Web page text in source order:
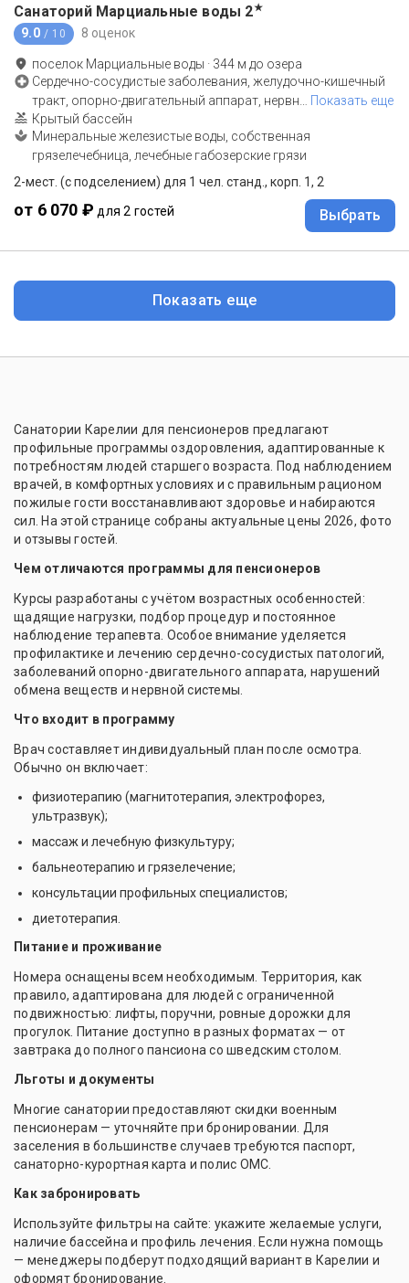
Санаторий Марциальные воды 2★
9.0 / 10 8 оценок
поселок Марциальные воды · 344 м до озера
Сердечно-сосудистые заболевания, желудочно-кишечный
тракт, опорно-двигательный аппарат, нервн
Показать еще
Крытый бассейн
Минеральные железистые воды, собственная
грязелечебница, лечебные габозерские грязи
2-мест. (с подселением) для 1 чел. станд., корп. 1, 2
от 6 070 ₽ для 2 гостей Выбрать
Показать еще
Санатории Карелии для пенсионеров предлагают
профильные программы оздоровления, адаптированные к
потребностям людей старшего возраста. Под наблюдением
врачей, в комфортных условиях и с правильным рационом
пожилые гости восстанавливают здоровье и набираются
сил. На этой странице собраны актуальные цены 2026, фото
и отзывы гостей.
Чем отличаются программы для пенсионеров
Курсы разработаны с учётом возрастных особенностей:
щадящие нагрузки, подбор процедур и постоянное
наблюдение терапевта. Особое внимание уделяется
профилактике и лечению сердечно-сосудистых патологий,
заболеваний опорно-двигательного аппарата, нарушений
обмена веществ и нервной системы.
Что входит в программу
Врач составляет индивидуальный план после осмотра.
Обычно он включает:
физиотерапию (магнитотерапия, электрофорез,
ультразвук);
массаж и лечебную физкультуру;
бальнеотерапию и грязелечение;
консультации профильных специалистов;
диетотерапия.
Питание и проживание
Номера оснащены всем необходимым. Территория, как
правило, адаптирована для людей с ограниченной
подвижностью: лифты, поручни, ровные дорожки для
прогулок. Питание доступно в разных форматах — от
завтрака до полного пансиона со шведским столом.
Льготы и документы
Многие санатории предоставляют скидки военным
пенсионерам — уточняйте при бронировании. Для
заселения в большинстве случаев требуются паспорт,
санаторно-курортная карта и полис ОМС.
Как забронировать
Используйте фильтры на сайте: укажите желаемые услуги,
наличие бассейна и профиль лечения. Если нужна помощь
— менеджеры подберут подходящий вариант в Карелии и
оформят бронирование.